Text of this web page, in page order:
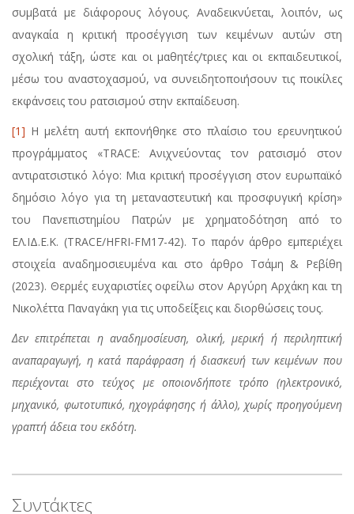
συμβατά με διάφορους λόγους. Αναδεικνύεται, λοιπόν, ως
αναγκαία η κριτική προσέγγιση των κειμένων αυτών στη
σχολική τάξη, ώστε και οι μαθητές/τριες και οι εκπαιδευτικοί,
μέσω του αναστοχασμού, να συνειδητοποιήσουν τις ποικίλες
εκφάνσεις του ρατσισμού στην εκπαίδευση.
[1] Η μελέτη αυτή εκπονήθηκε στο πλαίσιο του ερευνητικού
προγράμματος «ΤRACE: Ανιχνεύοντας τον ρατσισμό στον
αντιρατσιστικό λόγο: Μια κριτική προσέγγιση στον ευρωπαϊκό
δημόσιο λόγο για τη μεταναστευτική και προσφυγική κρίση»
του Πανεπιστημίου Πατρών με χρηματοδότηση από το
ΕΛ.ΙΔ.Ε.Κ. (TRACE/HFRI-FM17-42). Το παρόν άρθρο εμπεριέχει
στοιχεία αναδημοσιευμένα και στο άρθρο Τσάμη & Ρεβίθη
(2023). Θερμές ευχαριστίες οφείλω στον Αργύρη Αρχάκη και τη
Νικολέττα Παναγάκη για τις υποδείξεις και διορθώσεις τους.
Δεν επιτρέπεται η αναδημοσίευση, ολική, μερική ή περιληπτική
αναπαραγωγή, η κατά παράφραση ή διασκευή των κειμένων που
περιέχονται στο τεύχος με οποιονδήποτε τρόπο (ηλεκτρονικό,
μηχανικό, φωτοτυπικό, ηχογράφησης ή άλλο), χωρίς προηγούμενη
γραπτή άδεια του εκδότη.
Συντάκτες